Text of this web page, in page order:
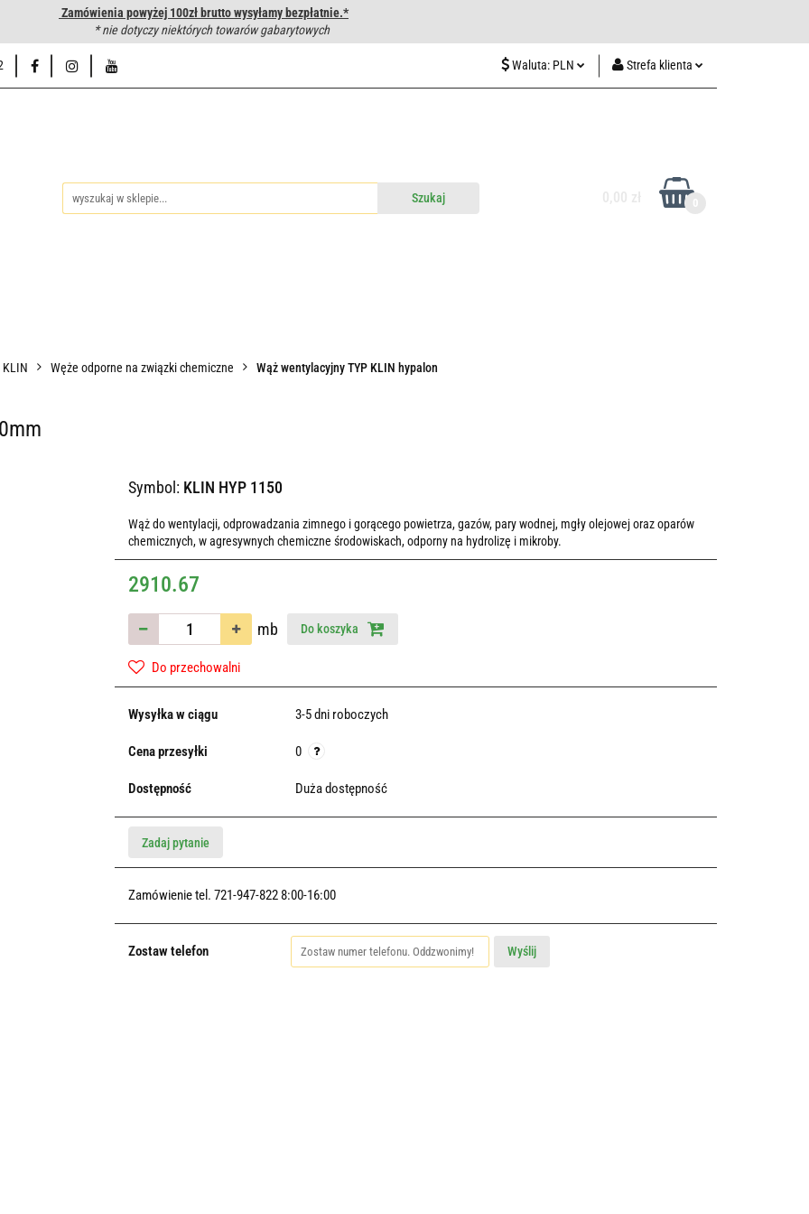
Zamówienia powyżej 100zł brutto wysyłamy bezpłatnie.*
* nie dotyczy niektórych towarów gabarytowych
Waluta: PLN Strefa klienta
węży hydraulicznych Hurtownia Napisz do nas
KLIN Węże odporne na związki chemiczne Wąż wentylacyjny TYP KLIN hypalon
Symbol: KLIN HYP 1150
Wąż do wentylacji, odprowadzania zimnego i gorącego powietrza, gazów, pary wodnej, mgły olejowej oraz oparów
chemicznych, w agresywnych chemiczne środowiskach, odporny na hydrolizę i mikroby.
2910.67
mb Do koszyka
Do przechowalni
Wysyłka w ciągu 3-5 dni roboczych
Cena przesyłki 0
Dostępność Duża dostępność
Zadaj pytanie
Zamówienie tel. 721-947-822 8:00-16:00
Zostaw telefon Wyślij